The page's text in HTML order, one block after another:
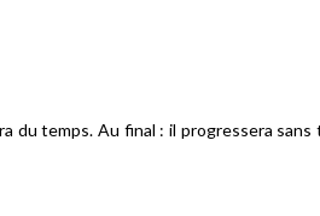
du temps. Au final : il progressera